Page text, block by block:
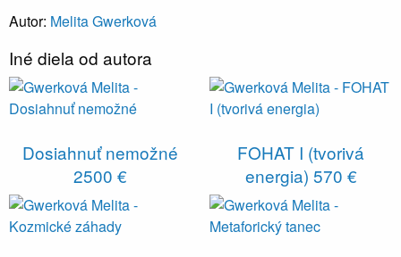
Autor: Melita Gwerková
Iné diela od autora
Dosiahnuť nemožné
2500 €
FOHAT I (tvorivá
energia) 570 €